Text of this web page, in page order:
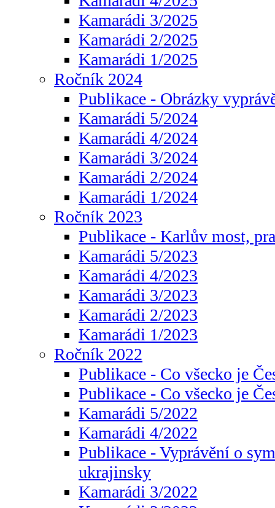
Kamarádi 3/2025
Kamarádi 2/2025
Kamarádi 1/2025
Ročník 2024
Publikace - Obrázky
Kamarádi 5/2024
Kamarádi 4/2024
Kamarádi 3/2024
Kamarádi 2/2024
Kamarádi 1/2024
Ročník 2023
Publikace - Karlův most,
Kamarádi 5/2023
Kamarádi 4/2023
Kamarádi 3/2023
Kamarádi 2/2023
Kamarádi 1/2023
Ročník 2022
Publikace - Co všecko je
Publikace - Co všecko je
Kamarádi 5/2022
Kamarádi 4/2022
Publikace - Vyprávění o
ukrajinsky
Kamarádi 3/2022